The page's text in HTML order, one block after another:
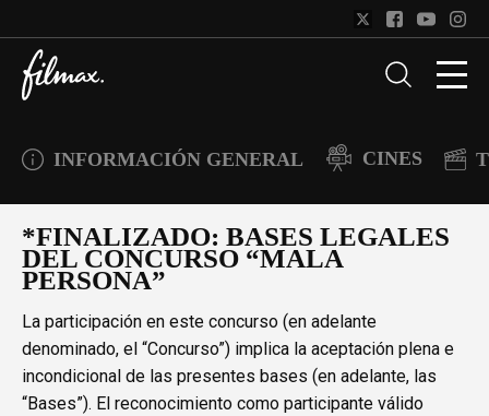
INFORMACIÓN GENERAL CINES
*FINALIZADO: BASES LEGALES
DEL CONCURSO “MALA
PERSONA”
La participación en este concurso (en adelante
denominado, el “Concurso”) implica la aceptación plena e
incondicional de las presentes bases (en adelante, las
“Bases”). El reconocimiento como participante válido